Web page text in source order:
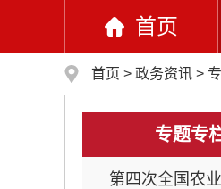
首页
首页 > 政务资讯 >
专题专
第四次全国农